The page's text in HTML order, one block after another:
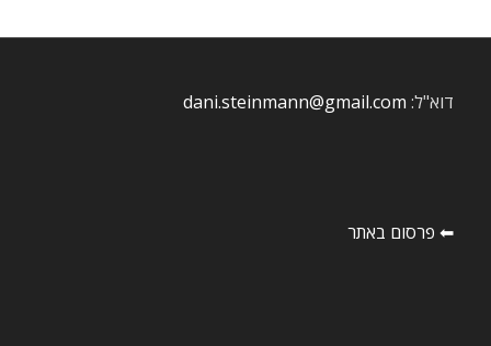
דוא"ל: dani.steinmann@gmail.com
⬅ פרסום באתר